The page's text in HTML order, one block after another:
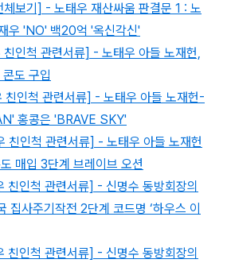
보기] - 노태우 재산싸움 판결문 1 : 노
우 'NO' 백20억 '옥신각신'
인척 관련서류] - 노태우 아들 노재헌,
도 구입
인척 관련서류] - 노태우 아들 노재헌-
홍콩은 'BRAVE SKY'
인척 관련서류] - 노태우 아들 노재헌
매입 3단계 브레이브 오션
인척 관련서류] - 신명수 동방회장의
집사주기작전 2단계 코드명 ‘하우스 이
인척 관련서류] - 신명수 동방회장의